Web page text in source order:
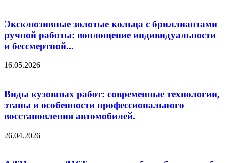
Эксклюзивные золотые кольца с бриллиантами
ручной работы: воплощение индивидуальности
и бессмертной...
16.05.2026
Виды кузовных работ: современные технологии,
этапы и особенности профессионального
восстановления автомобилей.
26.04.2026